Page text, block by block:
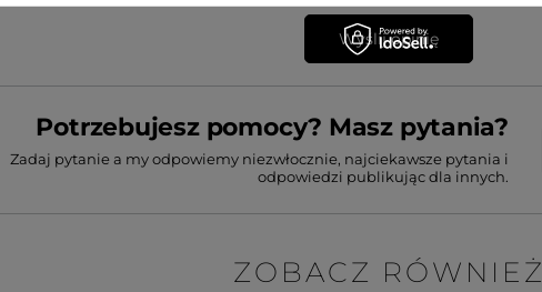
Wyślij opinię
Potrzebujesz pomocy? Masz pytania?
Zadaj pytanie a my odpowiemy niezwłocznie, najciekawsze pytania i
odpowiedzi publikując dla innych.
ZOBACZ RÓWNIEŻ